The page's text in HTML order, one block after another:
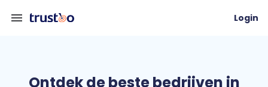
menu Login
Ontdek de beste bedrijven in